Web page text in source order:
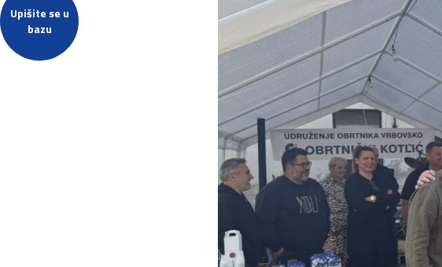
Upišite se u
bazu